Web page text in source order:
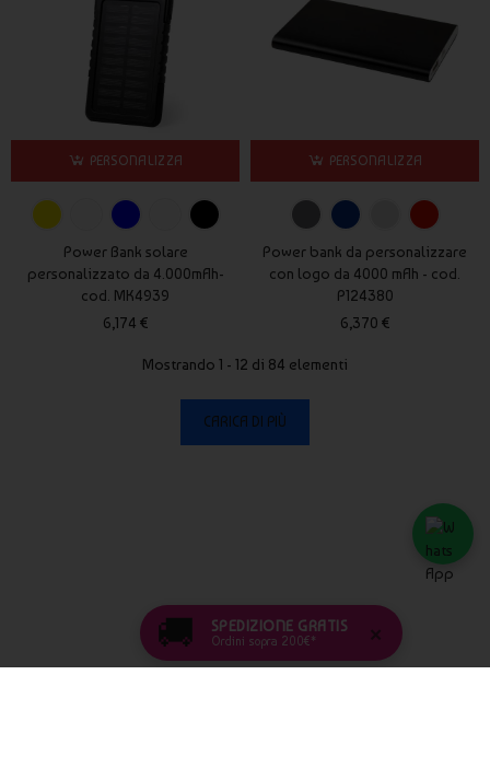
🚚 SPEDIZIONE GRATIS
Ordini sopra 200€* ×
PERSONALIZZA
Power Bank solare
personalizzato da 4.000mAh-
cod. MK4939
6,174 €
PERSONALIZZA
Power bank da personalizzare
con logo da 4000 mAh - cod.
P124380
6,370 €
Mostrando 1 - 12 di 84 elementi
CARICA DI PIÙ